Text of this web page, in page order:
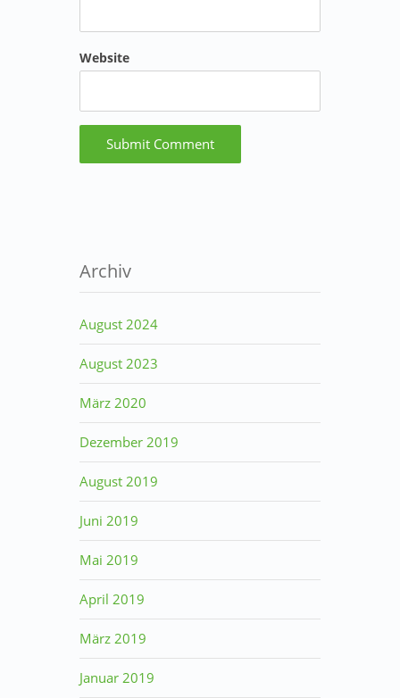
Website
Archiv
August 2024
August 2023
März 2020
Dezember 2019
August 2019
Juni 2019
Mai 2019
April 2019
März 2019
Januar 2019